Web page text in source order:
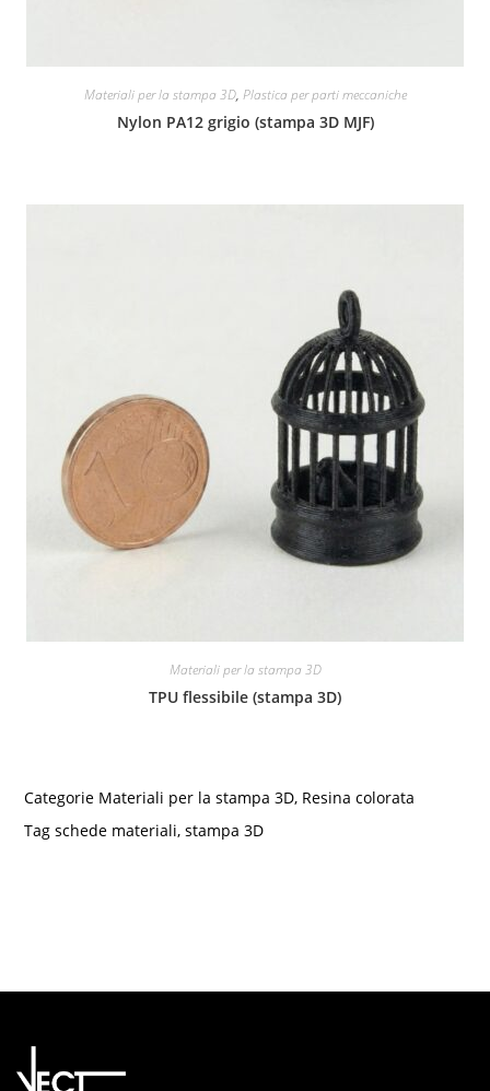
Materiali per la stampa 3D, Plastica per parti meccaniche
Nylon PA12 grigio (stampa 3D MJF)
Materiali per la stampa 3D
TPU flessibile (stampa 3D)
Categorie Materiali per la stampa 3D, Resina colorata
Tag schede materiali,stampa 3D